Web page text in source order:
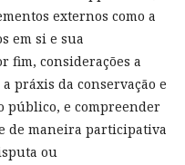
externos como a
em si e sua
fim, considerações a
práxis da conservação e
público, e compreender
de maneira participativa
ou